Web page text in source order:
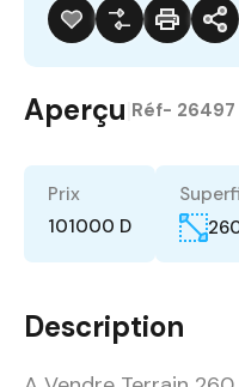
Aperçu Réf- 26497
Prix
101000 D
Description